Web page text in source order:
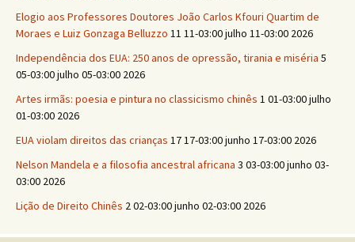
Elogio aos Professores Doutores João Carlos Kfouri Quartim de
Moraes e Luiz Gonzaga Belluzzo 11 11-03:00 julho 11-03:00 2026
Independência dos EUA: 250 anos de opressão, tirania e miséria 5
05-03:00 julho 05-03:00 2026
Artes irmãs: poesia e pintura no classicismo chinês 1 01-03:00 julho
01-03:00 2026
EUA violam direitos das crianças 17 17-03:00 junho 17-03:00 2026
Nelson Mandela e a filosofia ancestral africana 3 03-03:00 junho 03-
03:00 2026
Lição de Direito Chinês 2 02-03:00 junho 02-03:00 2026